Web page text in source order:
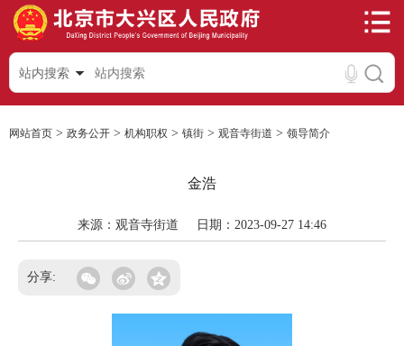
站内搜索
网站首页 > 政务公开 > 机构职权 > 镇街 > 观音寺街道 > 领导简介
金浩
来源：观音寺街道 日期：2023-09-27 14:46
分享: